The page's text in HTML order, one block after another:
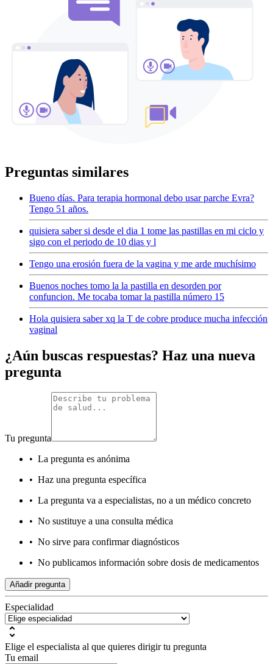
Preguntas similares
Bueno días. Para terapia hormonal debo usar parche Evra?
Tengo 51 años.
quisiera saber si desde el dia 1 tome las pastillas en mi ciclo y
sigo con el periodo de 10 dias y l
Tengo una erosión fuera de la vagina y me arde muchísimo
Buenos noches tomo la la pastilla en desorden por
confuncion. Me tocaba tomar la pastilla número 15
Hola quisiera saber xq la T de cobre produce mucha infección
vaginal
¿Aún buscas respuestas? Haz una nueva
pregunta
Tu pregunta
• La pregunta es anónima
• Haz una pregunta específica
• La pregunta va a especialistas, no a un médico concreto
• No sustituye a una consulta médica
• No sirve para confirmar diagnósticos
• No publicamos información sobre dosis de medicamentos
Añadir pregunta
Especialidad
Elige el especialista al que quieres dirigir tu pregunta
Tu email